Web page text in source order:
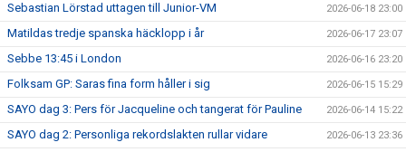
Sebastian Lörstad uttagen till Junior-VM 2026-06-18 23:00
Matildas tredje spanska häcklopp i år 2026-06-17 23:07
Sebbe 13:45 i London 2026-06-16 23:20
Folksam GP: Saras fina form håller i sig 2026-06-15 15:29
SAYO dag 3: Pers för Jacqueline och tangerat för Pauline 2026-06-14 15:22
SAYO dag 2: Personliga rekordslakten rullar vidare 2026-06-13 23:36